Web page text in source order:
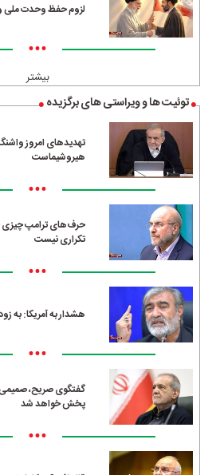
لزوم حفظ وحدت ملی و
•••
بیشتر
توئیت ها و ویراستی های برگزیده
تهدیدهای امروز
هیروشیماست
•••
حرف‌های ترامپ چیزی
تکراری نیست
•••
هشدار به آمریکا: به
•••
گفتگوی صریح،
پخش خواهد شد
•••